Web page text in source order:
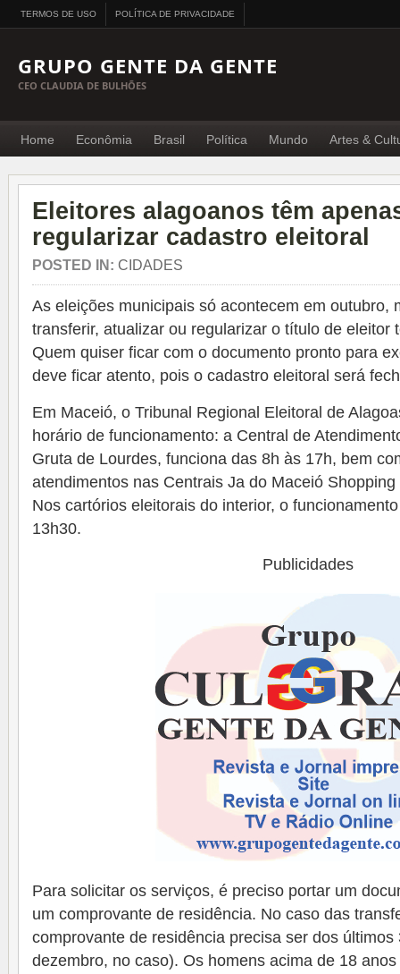
TERMOS DE USO POLÍTICA DE PRIVACIDADE
GRUPO GENTE DA GENTE
CEO CLAUDIA DE BULHÕES
Home Econômia Brasil Política Mundo Artes &
Eleitores alagoanos têm
regularizar cadastro eleitoral
POSTED IN: CIDADES
As eleições municipais só acontecem em outubro,
transferir, atualizar ou regularizar o título de eleitor
Quem quiser ficar com o documento pronto para
deve ficar atento, pois o cadastro eleitoral será
Em Maceió, o Tribunal Regional Eleitoral de
horário de funcionamento: a Central de
Gruta de Lourdes, funciona das 8h às 17h, bem
atendimentos nas Centrais Ja do Maceió
Nos cartórios eleitorais do interior, o
13h30.
Publicidades
Para solicitar os serviços, é preciso portar um
um comprovante de residência. No caso das
comprovante de residência precisa ser dos
dezembro, no caso). Os homens acima de 18